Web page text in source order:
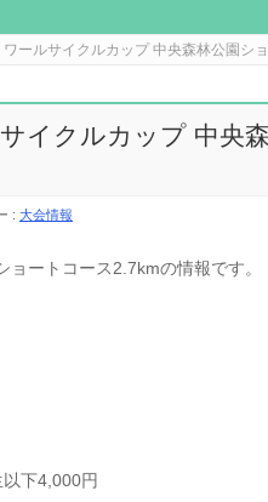
ールサイクルカップ 中央森林公園シ
イクルカップ 中央
: 大会情報
ートコース2.7kmの情報です。
下4,000円